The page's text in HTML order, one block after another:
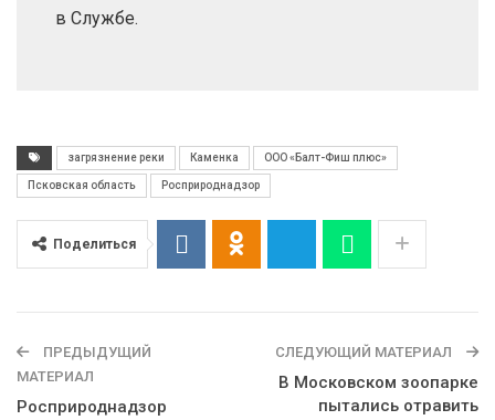
в Службе.
загрязнение реки Каменка ООО «Балт-Фиш плюс»
Псковская область Росприроднадзор
Поделиться
ПРЕДЫДУЩИЙ
МАТЕРИАЛ
Росприроднадзор
СЛЕДУЮЩИЙ МАТЕРИАЛ
В Московском зоопарке
пытались отравить